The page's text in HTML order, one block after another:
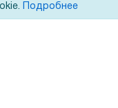
Подробнее